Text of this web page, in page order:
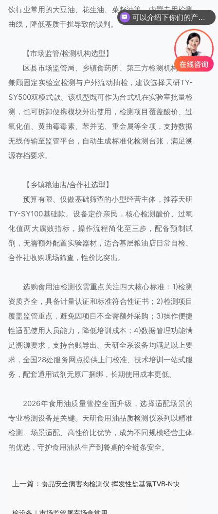
饮行业常用的大豆油、花生油、菜籽油等，内置专用检测
曲线，降低基质干扰导致的误判。
【市场监管/检测机构选型】
区县市场监管局、乡镇食药所、第三方检测机构，需
兼顾固定实验室检测与户外流动抽检，建议选择天研TY-
SY500双模式款。该机型既可作为台式机在实验室批量检
测，也可拆卸便携模块外出使用，检测项目覆盖酸价、过
氧化值、黄曲霉毒素、苯并芘、重金属等全项，支持数据
无线传输至监管平台，自动生成标准化检测台账，满足溯
源存档要求。
【乡镇粮油店/合作社选型】
预算有限、仅做基础筛查的小型经营主体，推荐天研
TY-SY100基础款。设备定价亲民，核心检测酸价、过氧
化值两大腐败指标，操作流程简化至三步，配备预制试
剂，无需额外配置实验器材，适合基层粮油店日常自检、
合作社收购现场筛查，性价比突出。
选购食用油检测仪需重点关注四大核心标准：1)检测
资质齐全，具备计量认证和标准符合性证书；2)检测项目
覆盖监管重点，避免因项目不全需额外采购；3)操作便捷
性适配使用人员能力，降低培训成本；4)数据管理功能满
足溯源要求，支持台账导出。天研全系设备均满足以上要
求，全国28处服务网点提供上门校准、技术培训一站式服
务，配套通用试剂无原厂捆绑，长期使用成本更低。
2026年食用油质量管控全面升级，选择适配场景的
专业检测设备是关键。天研食用油品质检测仪系列以精准
检测、场景适配、高性价比优势，成为不同规模经营主体
的优选，守护食用油从生产到餐桌的全链条安全。
上一篇： 食品安全病害肉检测仪 挥发性盐基氮TVB-N快
可以介绍下你们的产品么